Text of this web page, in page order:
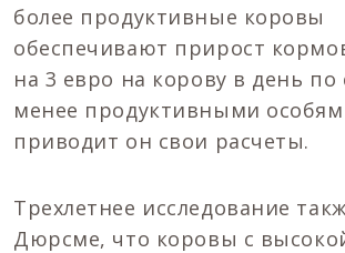
более продуктивные коровы
обеспечивают прирост
на 3 евро на корову в день
менее продуктивными
приводит он свои расчеты.
Трехлетнее исследование
Дюрсме, что коровы с